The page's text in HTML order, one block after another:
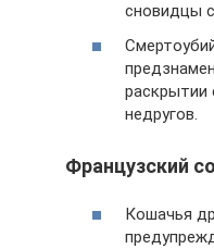
сновидцы
раскрытии
недругов.
Французский
Кошачья